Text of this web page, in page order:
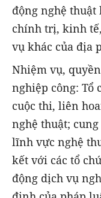
động nghệ
chính trị, kinh
vụ khác của địa
Nhiệm vụ,
nghiệp công: Tổ
cuộc thi, liên
nghệ thuật;
lĩnh vực nghệ
kết với các tổ
động dịch vụ